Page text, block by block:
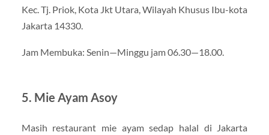
Kec. Tj. Priok, Kota Jkt Utara, Wilayah Khusus Ibu-kota
Jakarta 14330.
Jam Membuka: Senin—Minggu jam 06.30—18.00.
5. Mie Ayam Asoy
Masih restaurant mie ayam sedap halal di Jakarta